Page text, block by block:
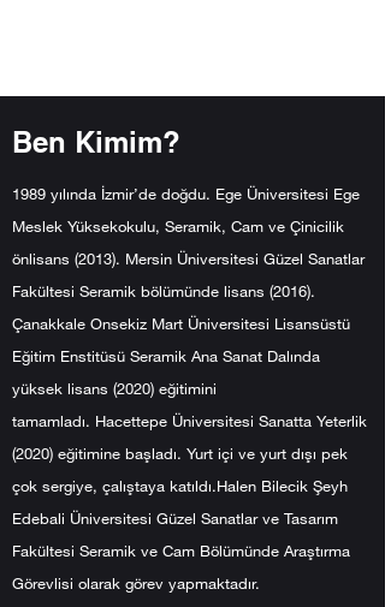
Ben Kimim?
1989 yılında İzmir’de doğdu. Ege Üniversitesi Ege
Meslek Yüksekokulu, Seramik, Cam ve Çinicilik
önlisans (2013). Mersin Üniversitesi Güzel Sanatlar
Fakültesi Seramik bölümünde lisans (2016).
Çanakkale Onsekiz Mart Üniversitesi Lisansüstü
Eğitim Enstitüsü Seramik Ana Sanat Dalında
yüksek lisans (2020) eğitimini
tamamladı. Hacettepe Üniversitesi Sanatta Yeterlik
(2020) eğitimine başladı. Yurt içi ve yurt dışı pek
çok sergiye, çalıştaya katıldı.Halen Bilecik Şeyh
Edebali Üniversitesi Güzel Sanatlar ve Tasarım
Fakültesi Seramik ve Cam Bölümünde Araştırma
Görevlisi olarak görev yapmaktadır.